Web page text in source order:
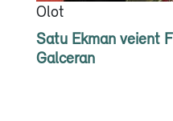
Olot
Satu Ekman veient
Galceran